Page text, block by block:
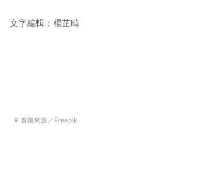
文字編輯：楊芷晴
# 首圖來源／Freepik